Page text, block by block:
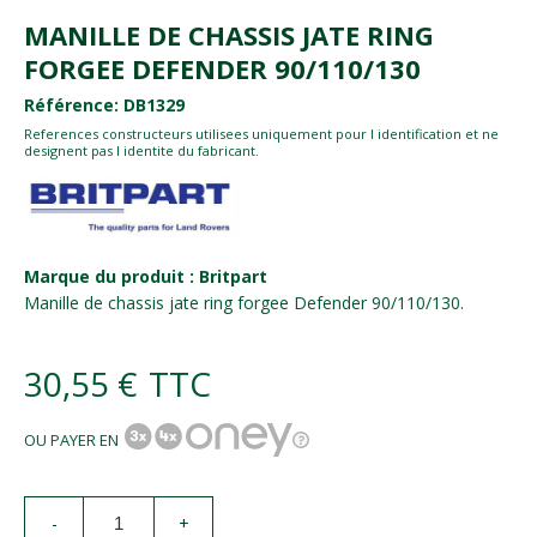
MANILLE DE CHASSIS JATE RING
FORGEE DEFENDER 90/110/130
Référence: DB1329
References constructeurs utilisees uniquement pour l identification et ne
designent pas l identite du fabricant.
Marque du produit : Britpart
Manille de chassis jate ring forgee Defender 90/110/130.
30,55 € TTC
OU PAYER EN
- +